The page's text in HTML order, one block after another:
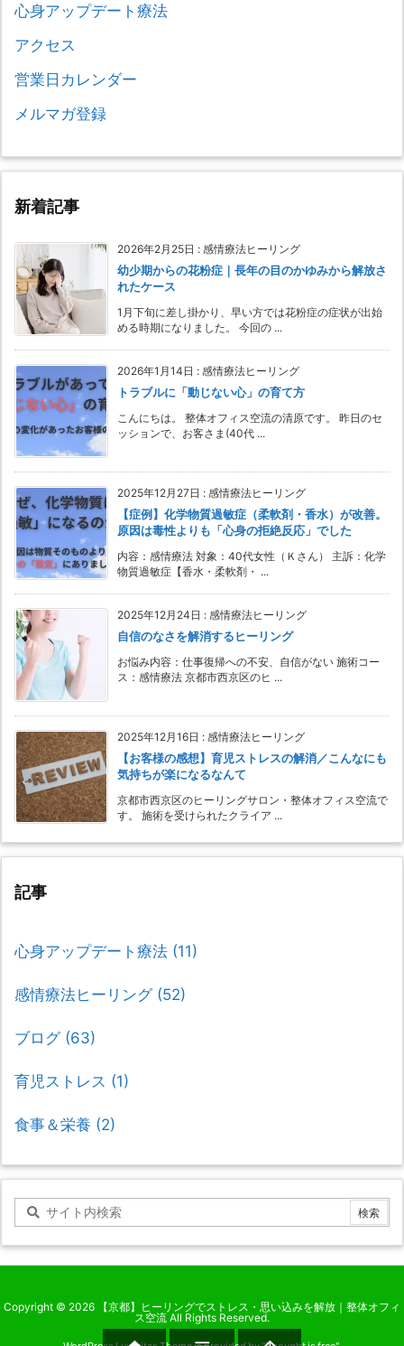
心身アップデート療法
アクセス
営業日カレンダー
メルマガ登録
新着記事
2026年2月25日 : 感情療法ヒーリング
幼少期からの花粉症｜長年の目のかゆみから解放さ
れたケース
1月下旬に差し掛かり、早い方では花粉症の症状が出始
める時期になりました。 今回の ...
2026年1月14日 : 感情療法ヒーリング
トラブルに「動じない心」の育て方
こんにちは。 整体オフィス空流の清原です。 昨日のセ
ッションで、お客さま(40代 ...
2025年12月27日 : 感情療法ヒーリング
【症例】化学物質過敏症（柔軟剤・香水）が改善。
原因は毒性よりも「心身の拒絶反応」でした
内容：感情療法 対象：40代女性（Ｋさん） 主訴：化学
物質過敏症【香水・柔軟剤・ ...
2025年12月24日 : 感情療法ヒーリング
自信のなさを解消するヒーリング
お悩み内容：仕事復帰への不安、自信がない 施術コー
ス：感情療法 京都市西京区のヒ ...
2025年12月16日 : 感情療法ヒーリング
【お客様の感想】育児ストレスの解消／こんなにも
気持ちが楽になるなんて
京都市西京区のヒーリングサロン・整体オフィス空流で
す。 施術を受けられたクライア ...
記事
心身アップデート療法 (11)
感情療法ヒーリング (52)
ブログ (63)
育児ストレス (1)
食事＆栄養 (2)
Copyright © 2026
【京都】ヒーリングでストレス・思い込みを解放｜整体オフィ
ス空流 All Rights Reserved.